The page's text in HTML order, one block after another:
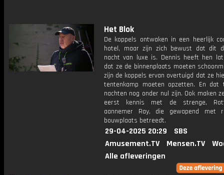
Het Blok
De koppels ontwaken in een heerlijk
hotel, maar zijn zich bewust dat dit
nacht van luxe is. Dennis heeft hen
dat ze de binnenplaats moeten
zijn de koppels ervan overtuigd dat ze
tentenkamp moeten opzetten. En dat
nachten nog onder nul zijn. Ook maken
eerst kennis met de strenge,
aannemer Ray, die gewapend met
bouwplaats betreedt.
29-04-2025 20:29
SBS
Amusement.TV
Mensen.TV
Alle afleveringen